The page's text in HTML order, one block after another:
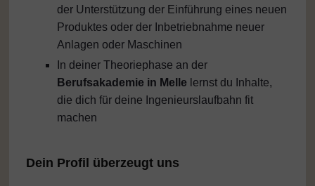
der Unterstützung der Einführung eines neuen
Produktes oder der Inbetriebnahme neuer
Anlagen oder Maschinen
In deiner Theoriephase an der
Berufsakademie in Melle lernst du Inhalte,
die dich für deine Ingenieurslaufbahn fit
machen
Dein Profil überzeugt uns